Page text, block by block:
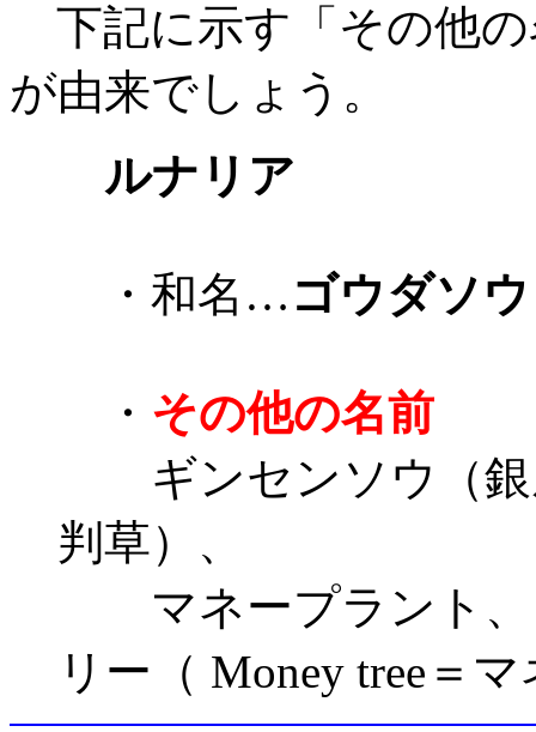
下記に示す「その他
が由来でしょう。
ルナリア
・和名… ゴウダソウ
・ その他の名前
ギンセンソウ（銀
判草）、
マネープラント、
リー（ Money tree＝